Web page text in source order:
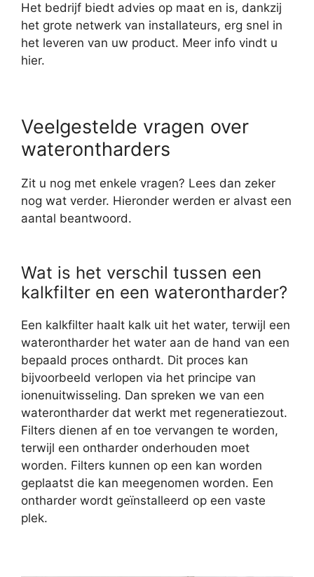
Het bedrijf biedt advies op maat en is, dankzij
het grote netwerk van installateurs, erg snel in
het leveren van uw product. Meer info vindt u
hier.
Veelgestelde vragen over
waterontharders
Zit u nog met enkele vragen? Lees dan zeker
nog wat verder. Hieronder werden er alvast een
aantal beantwoord.
Wat is het verschil tussen een
kalkfilter en een waterontharder?
Een kalkfilter haalt kalk uit het water, terwijl een
waterontharder het water aan de hand van een
bepaald proces onthardt. Dit proces kan
bijvoorbeeld verlopen via het principe van
ionenuitwisseling. Dan spreken we van een
waterontharder dat werkt met regeneratiezout.
Filters dienen af en toe vervangen te worden,
terwijl een ontharder onderhouden moet
worden. Filters kunnen op een kan worden
geplaatst die kan meegenomen worden. Een
ontharder wordt geïnstalleerd op een vaste
plek.